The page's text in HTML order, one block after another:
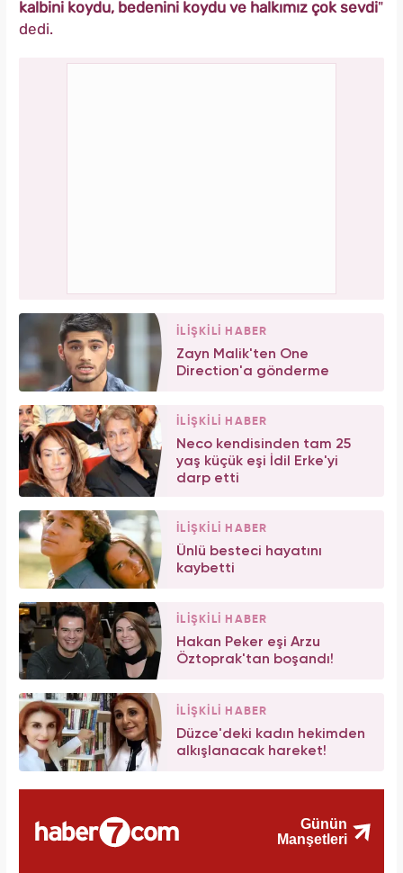
kalbini koydu, bedenini koydu ve halkımız çok sevdi"
dedi.
İLİŞKİLİ HABER
Zayn Malik'ten One
Direction'a gönderme
İLİŞKİLİ HABER
Neco kendisinden tam 25
yaş küçük eşi İdil Erke'yi
darp etti
İLİŞKİLİ HABER
Ünlü besteci hayatını
kaybetti
İLİŞKİLİ HABER
Hakan Peker eşi Arzu
Öztoprak'tan boşandı!
İLİŞKİLİ HABER
Düzce'deki kadın hekimden
alkışlanacak hareket!